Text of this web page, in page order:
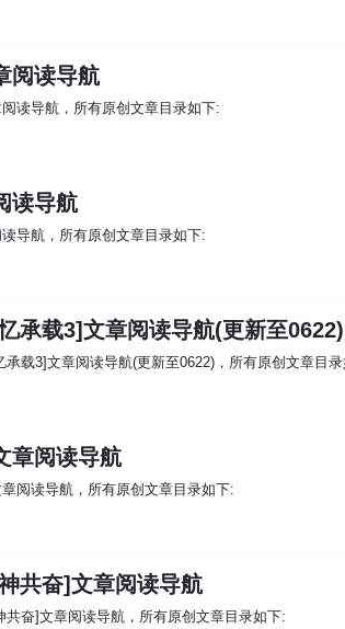
阅读导航
读导航，所有原创文章目录如下:
读导航
导航，所有原创文章目录如下:
承载3]文章阅读导航(更新至0622)
载3]文章阅读导航(更新至0622)，所有原创文章目
章阅读导航
阅读导航，所有原创文章目录如下:
共奋]​文章阅读导航
奋]​文章阅读导航，所有原创文章目录如下: